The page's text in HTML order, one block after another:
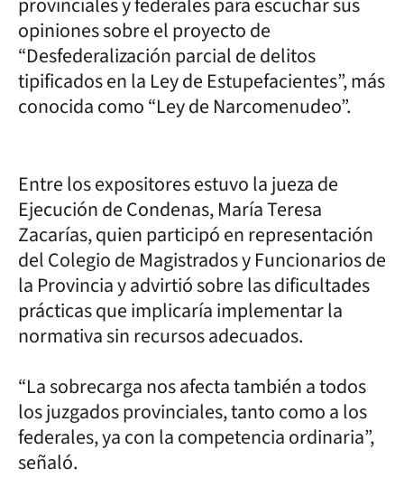
opiniones sobre el proyecto de
“Desfederalización parcial de delitos
tipificados en la Ley de Estupefacientes”, más
conocida como “Ley de Narcomenudeo”.
Entre los expositores estuvo la jueza de
Ejecución de Condenas, María Teresa
Zacarías, quien participó en representación
del Colegio de Magistrados y Funcionarios de
la Provincia y advirtió sobre las dificultades
prácticas que implicaría implementar la
normativa sin recursos adecuados.
“La sobrecarga nos afecta también a todos
los juzgados provinciales, tanto como a los
federales, ya con la competencia ordinaria”,
señaló.